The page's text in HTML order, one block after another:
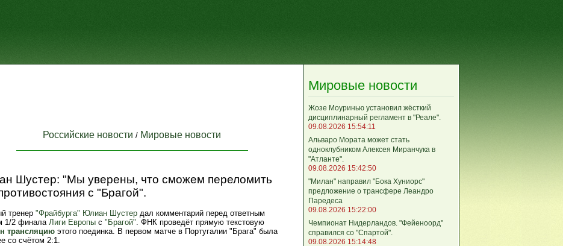
Российские новости / Мировые новости
Шустер: "Мы уверены, что сможем переломить
с "Брагой".
тренер "Фрайбурга" Юлиан Шустер дал комментарий перед ответным
1/2 финала Лиги Европы с "Брагой". ФНК проведёт прямую текстовую
трансляцию этого поединка. В первом матче в Португалии "Брага" была
со счётом 2:1.
Мировые новости
Жозе Моуринью установил жёсткий
дисциплинарный регламент в "Реале".
09.08.2026 15:54:11
Альваро Мората может стать
одноклубником Алексея Миранчука в
"Атланте".
09.08.2026 15:42:50
"Милан" направил "Бока Хуниорс"
предложение о трансфере Леандро
Паредеса
09.08.2026 15:22:00
Чемпионат Нидерландов. "Фейеноорд"
справился со "Спартой".
09.08.2026 15:14:48